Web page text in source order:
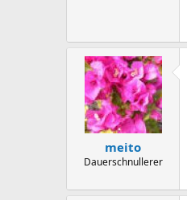
meito
Dauerschnullerer